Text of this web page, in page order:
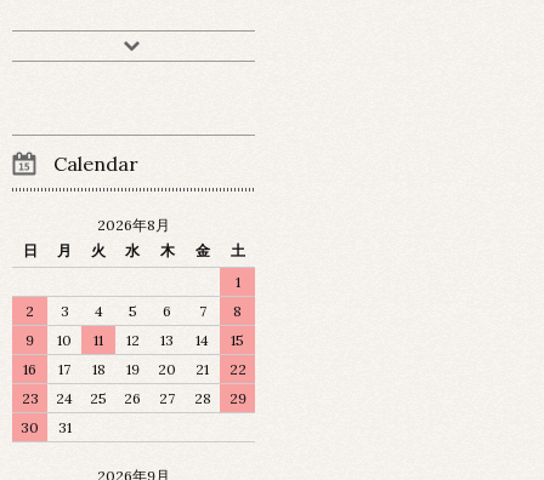
Calendar
2026年8月
日
月 火 水 木 金
土
1
2
3 4 5 6 7
8
9
10 11 12 13 14
15
16
17 18 19 20 21
22
23
24 25 26 27 28
29
30
31
2026年9月